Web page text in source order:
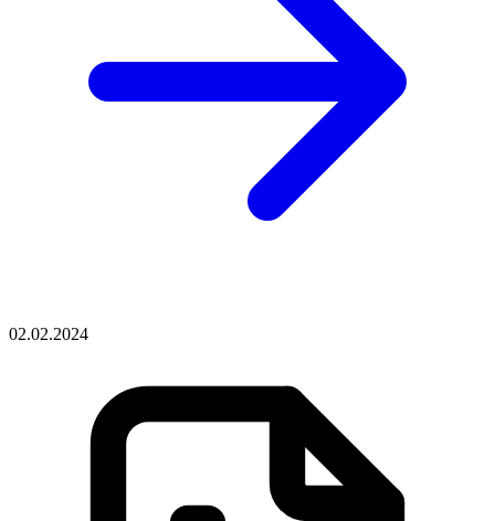
02.02.2024